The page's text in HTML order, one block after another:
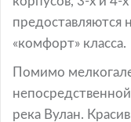
предоставляются
«комфорт» класса.
Помимо
река Вулан.